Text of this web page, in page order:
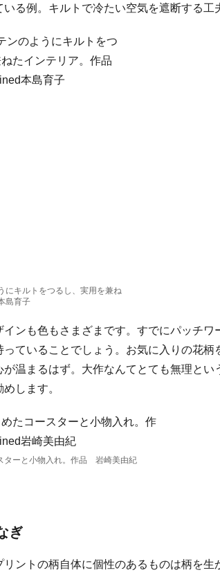
る例。キルトで冷たい空気を遮断する工
にキルトをつるし、実用を兼ね
島育子
ンも色もさまざまです。すでにパッチワ
ていることでしょう。お気に入りの花柄
温まるはず。大作なんてとても無理とい
します。
ターと小物入れ。作品 岩崎美由紀
ぎ
ントの柄自体に個性のあるものは柄を生